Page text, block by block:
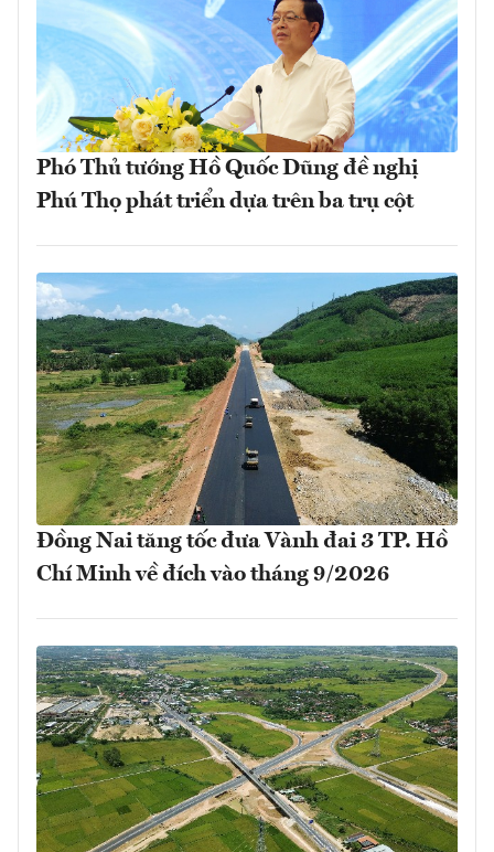
Phó Thủ tướng Hồ Quốc Dũng đề nghị
Phú Thọ phát triển dựa trên ba trụ cột
Đồng Nai tăng tốc đưa Vành đai 3 TP. Hồ
Chí Minh về đích vào tháng 9/2026